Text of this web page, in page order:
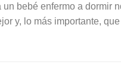
bebé enfermo a dormir
y, lo más importante,